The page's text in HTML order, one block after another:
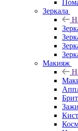
Зеркала
Макияж